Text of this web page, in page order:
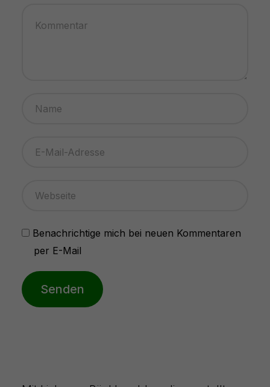
Benachrichtige mich bei neuen Kommentaren
per E-Mail
Senden